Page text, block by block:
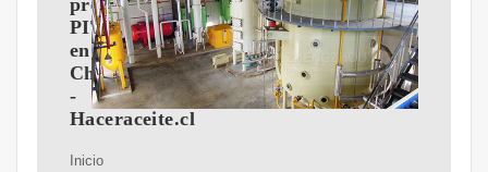
prensa
PITEBA
en
Chile
-
Haceraceite.cl
Inicio